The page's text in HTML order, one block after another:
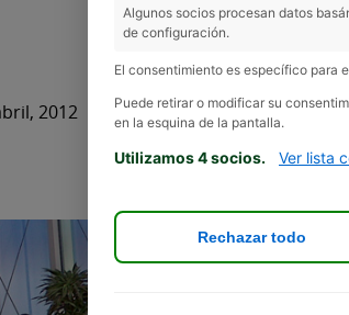
Fertiberia
2012
Algunos socios procesan datos
de configuración.
El consentimiento es específico para
Puede retirar o modificar su
en la esquina de la pantalla.
Utilizamos 4 socios. Ver lista
Rechazar todo